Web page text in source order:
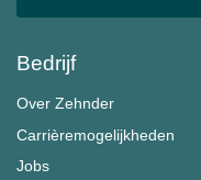
Bedrijf
Over Zehnder
Carrièremogelijkheden
Jobs